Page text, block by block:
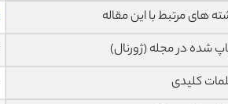
های مرتبط با این مقاله
شده در مجله (ژورنال)
کلیدی